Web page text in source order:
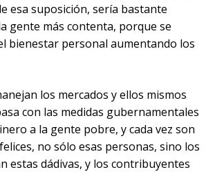
esa suposición, sería bastante
gente más contenta, porque se
bienestar personal aumentando los
los mercados y ellos mismos
con las medidas gubernamentales
a la gente pobre, y cada vez son
no sólo esas personas, sino los
estas dádivas, y los contribuyentes